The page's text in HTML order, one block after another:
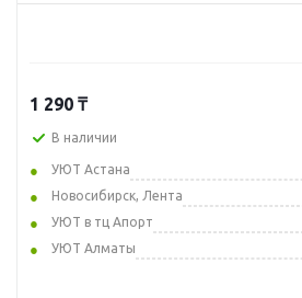
1 290 ₸
В наличии
УЮТ Астана
Новосибирск, Лента
УЮТ в тц Апорт
УЮТ Алматы